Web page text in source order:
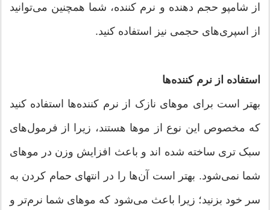
از شامپو حجم دهنده و نرم کننده، شما همچنین می‌توانید
از اسپری‌های حجمی نیز استفاده کنید.
استفاده از نرم کننده‌ها
بهتر است برای مو‌های نازک از نرم کننده‌ها استفاده کنید
که مخصوص این نوع از مو‌ها هستند، زیرا از فرمول‌های
سبک تری ساخته شده اند و باعث افزایش وزن در مو‌های
شما نمی‌شود. بهتر است آن‌ها را در انتهای حمام کردن به
سر خود بزنید؛ زیرا باعث می‌شود که مو‌های شما نرم‌تر و